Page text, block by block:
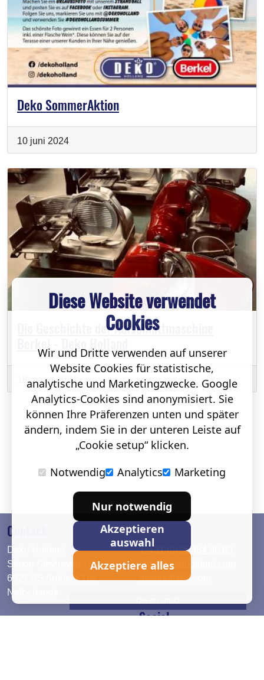
Deko SommerAktion
10 juni 2024
Die Geschichte der Aufschnittmaschine
18 maart 2024
Contact
Deko Holland
Simon Stevinweg 19
6827 BS Arnhem The
Netherlands
T. +31 (0)26 384 90 80
info@dekoholland.com
dekoholland.com
Social
Diese Website verwendet
Cookies
Wir und Dritte verwenden auf unserer
Website Cookies für statistische,
analytische und Marketingzwecke. Google
Analytics-Cookies sind anonymisiert. Sie
können Ihre Präferenzen unten und später
ändern, indem Sie in der unteren Leiste auf
„Cookie setup“ klicken.
Notwendig
Analytics Marketing
Nur notwendig
Akzeptieren
auswahl
Akzeptiere alles